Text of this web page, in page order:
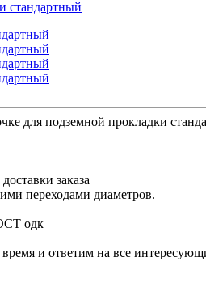
для подземной прокладки
заказа
переходами диаметров.
одк
и ответим на все